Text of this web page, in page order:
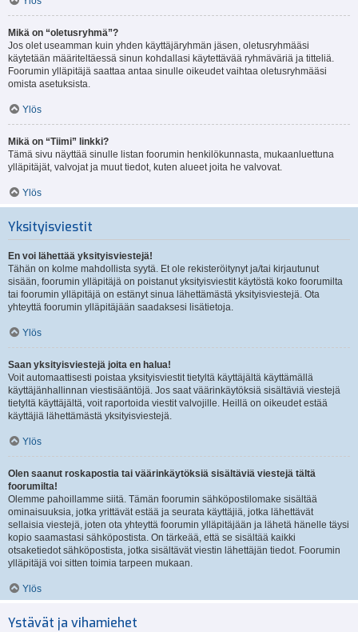
Mikä on “oletusryhmä”?
Jos olet useamman kuin yhden käyttäjäryhmän jäsen, oletusryhmääsi
käytetään määriteltäessä sinun kohdallasi käytettävää ryhmäväriä ja titteliä.
Foorumin ylläpitäjä saattaa antaa sinulle oikeudet vaihtaa oletusryhmääsi
omista asetuksista.
Ylös
Mikä on “Tiimi” linkki?
Tämä sivu näyttää sinulle listan foorumin henkilökunnasta, mukaanluettuna
ylläpitäjät, valvojat ja muut tiedot, kuten alueet joita he valvovat.
Ylös
Yksityisviestit
En voi lähettää yksityisviestejä!
Tähän on kolme mahdollista syytä. Et ole rekisteröitynyt ja/tai kirjautunut
sisään, foorumin ylläpitäjä on poistanut yksityisviestit käytöstä koko foorumilta
tai foorumin ylläpitäjä on estänyt sinua lähettämästä yksityisviestejä. Ota
yhteyttä foorumin ylläpitäjään saadaksesi lisätietoja.
Ylös
Saan yksityisviestejä joita en halua!
Voit automaattisesti poistaa yksityisviestit tietyltä käyttäjältä käyttämällä
käyttäjänhallinnan viestisääntöjä. Jos saat väärinkäytöksiä sisältäviä viestejä
tietyltä käyttäjältä, voit raportoida viestit valvojille. Heillä on oikeudet estää
käyttäjiä lähettämästä yksityisviestejä.
Ylös
Olen saanut roskapostia tai väärinkäytöksiä sisältäviä viestejä tältä
foorumilta!
Olemme pahoillamme siitä. Tämän foorumin sähköpostilomake sisältää
ominaisuuksia, jotka yrittävät estää ja seurata käyttäjiä, jotka lähettävät
sellaisia viestejä, joten ota yhteyttä foorumin ylläpitäjään ja lähetä hänelle täysi
kopio saamastasi sähköpostista. On tärkeää, että se sisältää kaikki
otsaketiedot sähköpostista, jotka sisältävät viestin lähettäjän tiedot. Foorumin
ylläpitäjä voi sitten toimia tarpeen mukaan.
Ylös
Ystävät ja vihamiehet